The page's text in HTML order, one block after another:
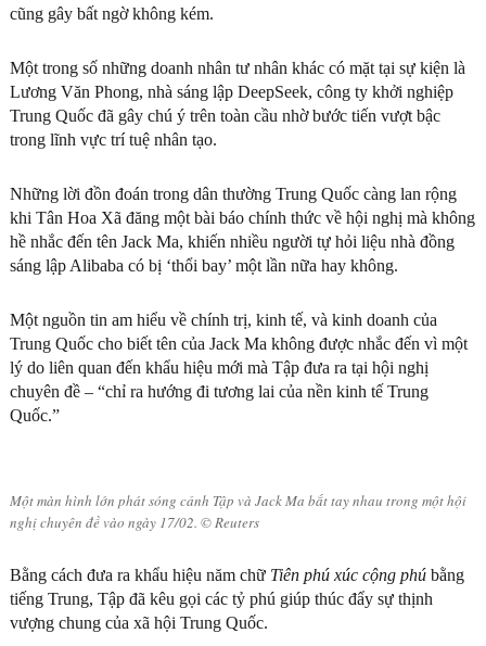
cũng gây bất ngờ không kém.
Một trong số những doanh nhân tư nhân khác có mặt tại sự kiện là
Lương Văn Phong, nhà sáng lập DeepSeek, công ty khởi nghiệp
Trung Quốc đã gây chú ý trên toàn cầu nhờ bước tiến vượt bậc
trong lĩnh vực trí tuệ nhân tạo.
Những lời đồn đoán trong dân thường Trung Quốc càng lan rộng
khi Tân Hoa Xã đăng một bài báo chính thức về hội nghị mà không
hề nhắc đến tên Jack Ma, khiến nhiều người tự hỏi liệu nhà đồng
sáng lập Alibaba có bị ‘thổi bay’ một lần nữa hay không.
Một nguồn tin am hiểu về chính trị, kinh tế, và kinh doanh của
Trung Quốc cho biết tên của Jack Ma không được nhắc đến vì một
lý do liên quan đến khẩu hiệu mới mà Tập đưa ra tại hội nghị
chuyên đề – “chỉ ra hướng đi tương lai của nền kinh tế Trung
Quốc.”
Một màn hình lớn phát sóng cảnh Tập và Jack Ma bắt tay nhau trong một hội
nghị chuyên đề vào ngày 17/02. © Reuters
Bằng cách đưa ra khẩu hiệu năm chữ Tiên phú xúc cộng phúbằng
tiếng Trung, Tập đã kêu gọi các tỷ phú giúp thúc đẩy sự thịnh
vượng chung của xã hội Trung Quốc.